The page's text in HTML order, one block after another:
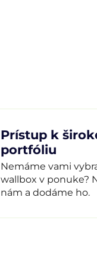
Prístup k
portfóliu
Nemáme vami
wallbox v ponuke?
nám a dodáme ho.